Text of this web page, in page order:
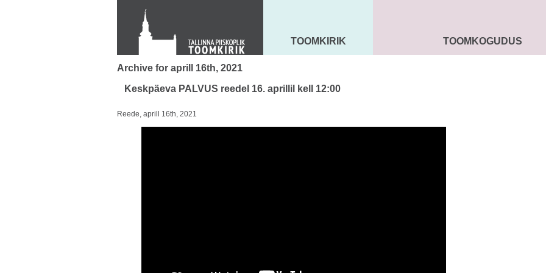
KONTAKT
Toom-Kooli 6, 10130 TALLINN
tallinna.toom@eelk.ee
MAARJA KIRIK
TOOMKIRIK SEENIORIDTOOMKOGUDUS
Archive for aprill 16th, 2021
Keskpäeva PALVUS reedel 16. aprillil kell 12:00
Reede, aprill 16th, 2021